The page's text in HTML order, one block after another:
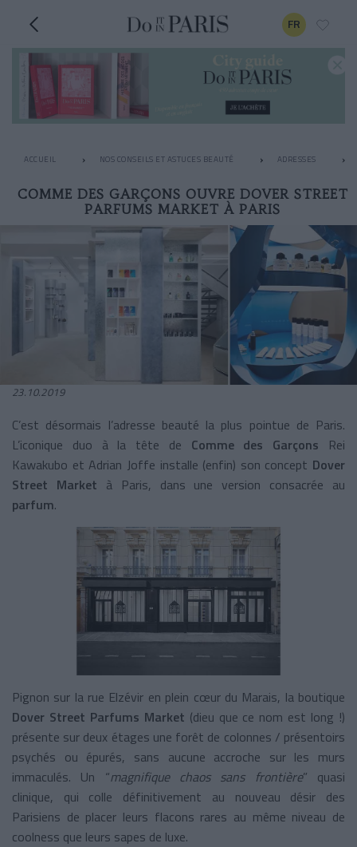
FR
ACCUEIL NOS CONSEILS ET ASTUCES BEAUTÉ ADRESSES
COMME DES GARÇONS OUVRE DOVER STREET
PARFUMS MARKET À PARIS
23.10.2019
C’est désormais l’adresse beauté la plus pointue de Paris.
L’iconique duo à la tête de Comme des Garçons Rei
Kawakubo et Adrian Joffe installe (enfin) son concept Dover
Street Market à Paris, dans une version consacrée au
parfum.
Pignon sur la rue Elzévir en plein cœur du Marais, la boutique
Dover Street Parfums Market (dieu que ce nom est long !)
présente sur deux étages une forêt de colonnes / présentoirs
psychés ou épurés, sans aucune accroche sur les murs
immaculés. Un “magnifique chaos sans frontière” quasi
clinique, qui colle définitivement au nouveau désir des
Parisiens de placer leurs flacons rares au même niveau de
coolness que leurs sapes de luxe.